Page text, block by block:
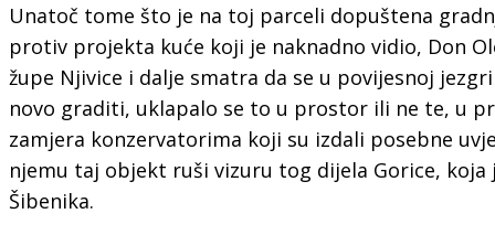
Unatoč tome što je na toj parceli dopuštena
protiv projekta kuće koji je naknadno vidio, Don
župe Njivice i dalje smatra da se u povijesnoj
novo graditi, uklapalo se to u prostor ili ne te, u
zamjera konzervatorima koji su izdali posebne
njemu taj objekt ruši vizuru tog dijela Gorice, koja
Šibenika.